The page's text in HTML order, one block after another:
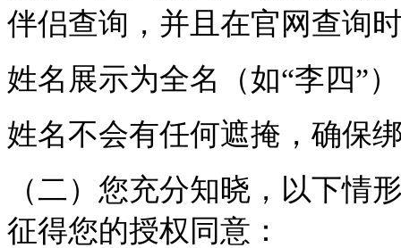
伴侣查询，并且在官网查询
姓名展示为全名（如“李四”
姓名不会有任何遮掩，确保
（二）您充分知晓，以下情
征得您的授权同意：